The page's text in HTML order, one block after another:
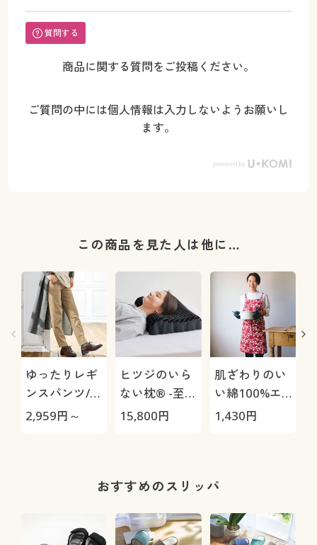
質問する
商品に関する質問をご投稿ください。
ご質問の中には個人情報は入力しないようお願いし
ます。
この商品を見た人は他に…
ゆったりレギ
ンスパンツ/細
見えが叶うら
2,959円～
ヒツジのいら
ない枕® -至
極-
15,800円
肌ざわりのい
い綿100%エ
プロン
1,430円
おすすめのスリッパ